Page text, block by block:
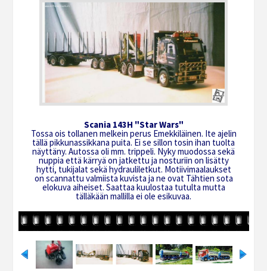
Scania 143H "Star Wars"
Tossa ois tollanen melkein perus Emekkiläinen. Ite ajelin
tällä pikkunassikkana puita. Ei se sillon tosin ihan tuolta
näyttäny. Autossa oli mm. trippeli. Nyky muodossa sekä
nuppia että kärryä on jatkettu ja nosturiin on lisätty
hytti, tukijalat sekä hydrauliletkut. Motiivimaalaukset
on scannattu valmiista kuvista ja ne ovat Tähtien sota
elokuva aiheiset. Saattaa kuulostaa tutulta mutta
tälläkään mallilla ei ole esikuvaa.